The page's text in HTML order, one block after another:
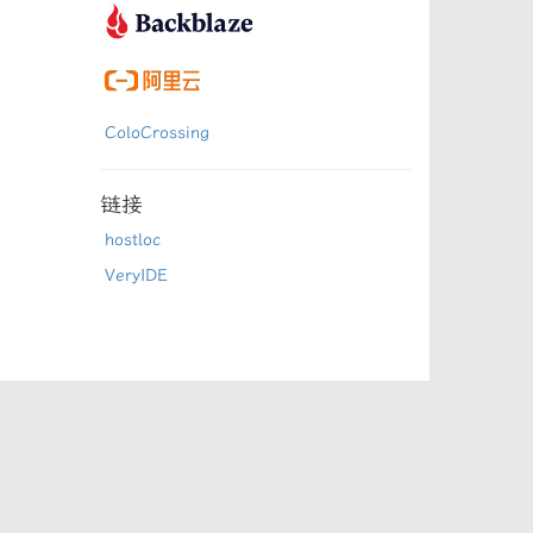
ColoCrossing
链接
hostloc
VeryIDE